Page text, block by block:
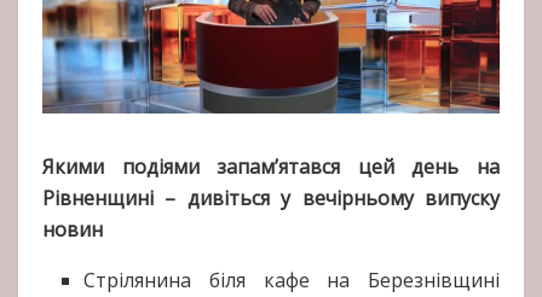
Якими подіями запам’ятався цей день на
Рівненщині – дивіться у вечірньому випуску
новин
Стрілянина біля кафе на Березнівщині